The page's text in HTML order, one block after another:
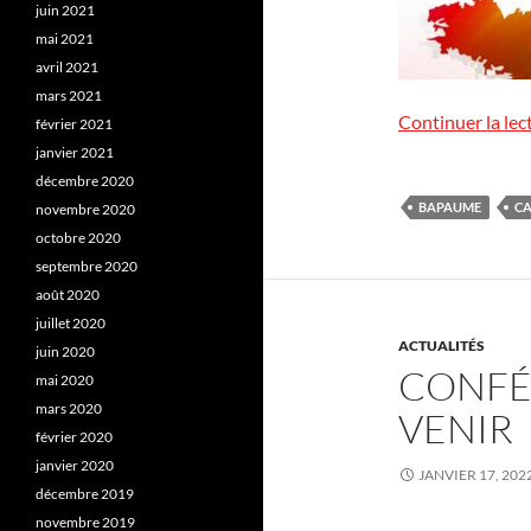
Continuer la
BAPAUME
ACTUALITÉS
VENIR
JANVIER 17,
juin 2021
mai 2021
avril 2021
mars 2021
février 2021
janvier 2021
décembre 2020
novembre 2020
octobre 2020
septembre 2020
août 2020
juillet 2020
juin 2020
mai 2020
mars 2020
février 2020
janvier 2020
décembre 2019
novembre 2019